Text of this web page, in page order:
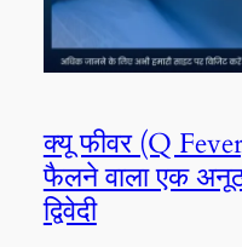
क्यू फीवर (Q
फैलने वाला एक
द्विवेदी